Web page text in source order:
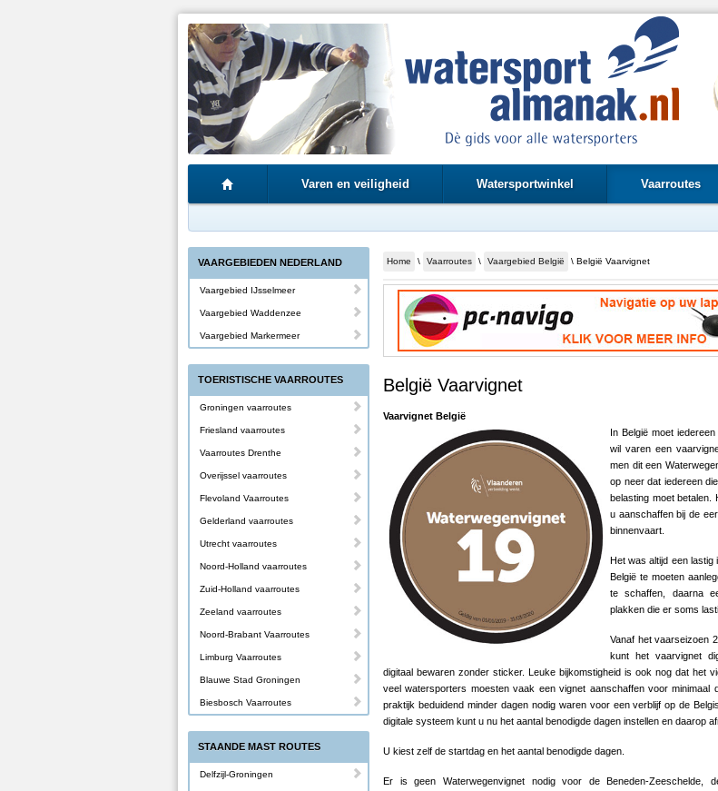
Varen en veiligheid Watersportwinkel Vaarroutes
Home \ Vaarroutes \ Vaargebied België \ België Vaarvignet
België Vaarvignet
Vaarvignet België
In België moet
wil varen een
men dit een
op neer dat iedereen
belasting moet betalen.
u aanschaffen bij de
binnenvaart.
Het was altijd een lastig
België te moeten
te schaffen, daarna
plakken die er soms
Vanaf het vaarseizoen
kunt het vaarvignet
digitaal bewaren zonder sticker. Leuke bijkomstigheid is ook nog dat het
veel watersporters moesten vaak een vignet aanschaffen voor minimaal
praktijk beduidend minder dagen nodig waren voor een verblijf op de
digitale systeem kunt u nu het aantal benodigde dagen instellen en daarop
U kiest zelf de startdag en het aantal benodigde dagen.
Er is geen Waterwegenvignet nodig voor de Beneden-Zeeschelde,
VAARGEBIEDEN NEDERLAND
Vaargebied IJsselmeer
Vaargebied Waddenzee
Vaargebied Markermeer
TOERISTISCHE VAARROUTES
Groningen vaarroutes
Friesland vaarroutes
Vaarroutes Drenthe
Overijssel vaarroutes
Flevoland Vaarroutes
Gelderland vaarroutes
Utrecht vaarroutes
Noord-Holland vaarroutes
Zuid-Holland vaarroutes
Zeeland vaarroutes
Noord-Brabant Vaarroutes
Limburg Vaarroutes
Blauwe Stad Groningen
Biesbosch Vaarroutes
STAANDE MAST ROUTES
Delfzijl-Groningen